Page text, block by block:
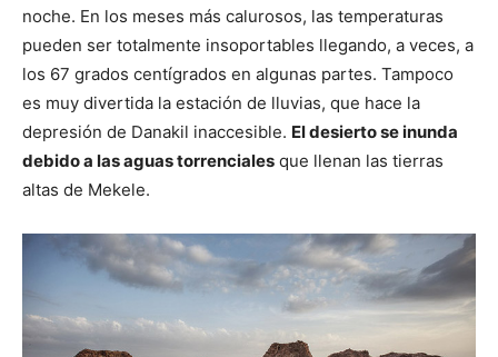
noche. En los meses más calurosos, las temperaturas
pueden ser totalmente insoportables llegando, a veces, a
los 67 grados centígrados en algunas partes. Tampoco
es muy divertida la estación de lluvias, que hace la
depresión de Danakil inaccesible. El desierto se inunda
debido a las aguas torrenciales que llenan las tierras
altas de Mekele.